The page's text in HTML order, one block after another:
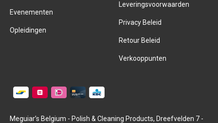
Evenementen
Opleidingen
Leveringsvoorwaarden
Privacy Beleid
Retour Beleid
Verkooppunten
Meguiar’s Belgium - Polish & Cleaning Products, Dreefvelden 7 -